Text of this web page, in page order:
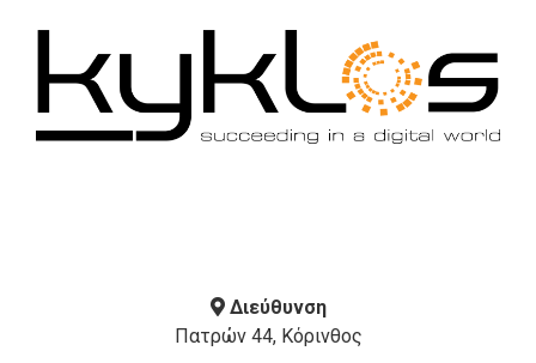
Διεύθυνση
Πατρών 44, Κόρινθος